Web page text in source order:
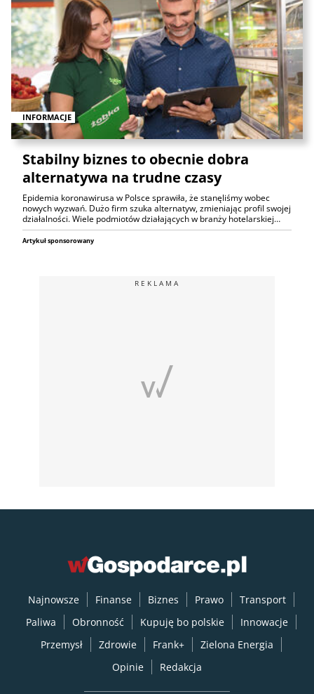
INFORMACJE
Stabilny biznes to obecnie dobra
alternatywa na trudne czasy
Epidemia koronawirusa w Polsce sprawiła, że stanęliśmy wobec
nowych wyzwań. Dużo firm szuka alternatyw, zmieniając profil swojej
działalności. Wiele podmiotów działających w branży hotelarskiej…
Artykuł sponsorowany
REKLAMA
Najnowsze Finanse Biznes Prawo
Transport
Paliwa
Obronność Kupuję bo polskie
Innowacje
Przemysł
Zdrowie Frank+
Zielona Energia
Opinie
Redakcja